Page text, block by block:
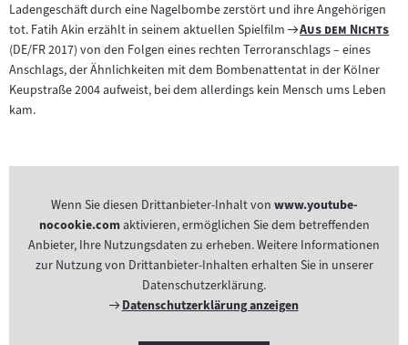
Ladengeschäft durch eine Nagelbombe zerstört und ihre Angehörigen
tot. Fatih Akin erzählt in seinem aktuellen Spielfilm
Zum
Filmarchiv:
"
Aus dem Nichts"
(DE/FR 2017) von den Folgen eines rechten Terroranschlags – eines
Anschlags, der Ähnlichkeiten mit dem Bombenattentat in der Kölner
Keupstraße 2004 aufweist, bei dem allerdings kein Mensch ums Leben
kam.
Wenn Sie diesen Drittanbieter-Inhalt von www.youtube-
nocookie.comaktivieren, ermöglichen Sie dem betreffenden
Anbieter, Ihre Nutzungsdaten zu erheben. Weitere Informationen
zur Nutzung von Drittanbieter-Inhalten erhalten Sie in unserer
Datenschutzerklärung.
Externer
Datenschutzerklärung anzeigen